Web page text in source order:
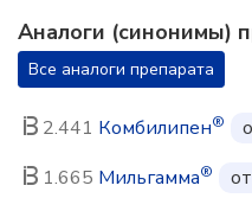
Аналоги (синонимы)
Все аналоги препарата
2.441 Комбилипен®
1.665 Мильгамма®